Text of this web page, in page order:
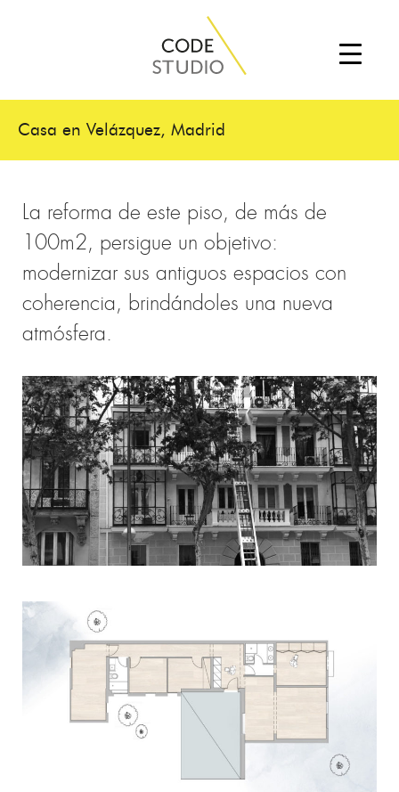
Casa en Velázquez, Madrid
La reforma de este piso, de más de
100m2, persigue un objetivo:
modernizar sus antiguos espacios con
coherencia, brindándoles una nueva
atmósfera.